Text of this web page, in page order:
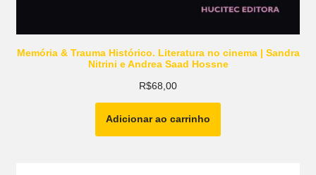
Memória & Trauma Histórico. Literatura no cinema | Sandra
Nitrini e Andrea Saad Hossne
R$68,00
Adicionar ao carrinho